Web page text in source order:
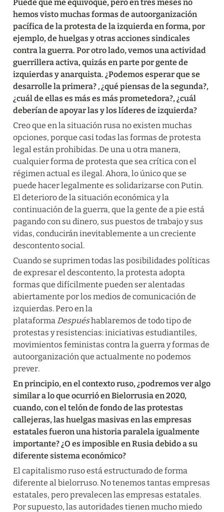
Puede que me equivoque, pero en tres meses no
hemos visto muchas formas de autoorganización
pacífica de la protesta de la izquierda en forma, por
ejemplo, de huelgas y otras acciones sindicales
contra la guerra. Por otro lado, vemos una actividad
guerrillera activa, quizás en parte por gente de
izquierdas y anarquista. ¿Podemos esperar que se
desarrolle la primera? ‚ ¿qué piensas de la segunda?,
¿cuál de ellas es más es más prometedora?, ¿cuál
deberían de apoyar las y los líderes de izquierda?
Creo que en la situación rusa no existen muchas
opciones, porque casi todas las formas de protesta
legal están prohibidas. De una u otra manera,
cualquier forma de protesta que sea crítica con el
régimen actual es ilegal. Ahora, lo único que se
puede hacer legalmente es solidarizarse con Putin.
El deterioro de la situación económica y la
continuación de la guerra, que la gente de a pie está
pagando con su dinero, sus puestos de trabajo y sus
vidas, conducirán inevitablemente a un creciente
descontento social.
Cuando se suprimen todas las posibilidades políticas
de expresar el descontento, la protesta adopta
formas que difícilmente pueden ser alentadas
abiertamente por los medios de comunicación de
izquierdas. Pero en la
plataforma Después hablaremos de todo tipo de
protestas y resistencias: iniciativas estudiantiles,
movimientos feministas contra la guerra y formas de
autoorganización que actualmente no podemos
prever.
En principio, en el contexto ruso, ¿podremos ver algo
similar a lo que ocurrió en Bielorrusia en 2020,
cuando, con el telón de fondo de las protestas
callejeras, las huelgas masivas en las empresas
estatales fueron una historia paralela igualmente
importante? ¿O es imposible en Rusia debido a su
diferente sistema económico?
El capitalismo ruso está estructurado de forma
diferente al bielorruso. No tenemos tantas empresas
estatales, pero prevalecen las empresas estatales.
Por supuesto, las autoridades tienen mucho miedo